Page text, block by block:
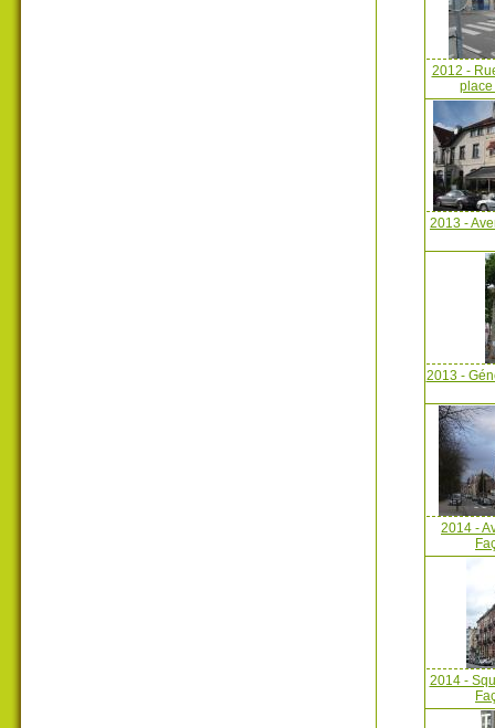
2012 -
place
2013 -
2013 -
2014 -
2014 -